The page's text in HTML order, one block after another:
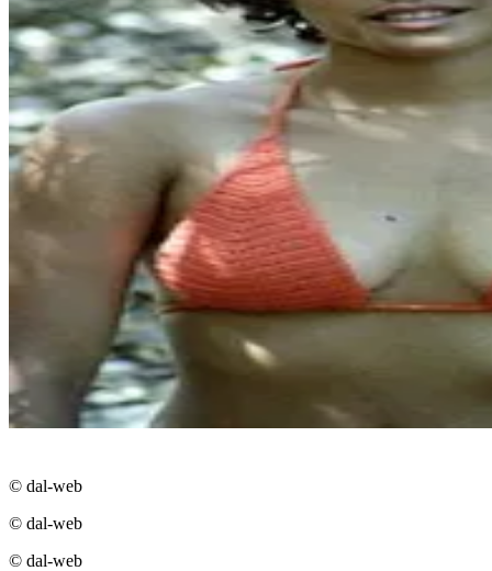
© dal-web
© dal-web
© dal-web